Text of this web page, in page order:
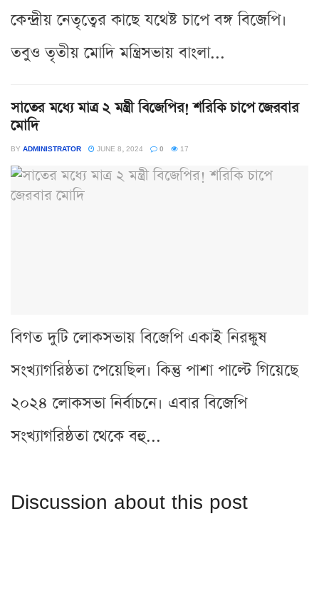
কেন্দ্রীয় নেতৃত্বের কাছে যথেষ্ট চাপে বঙ্গ বিজেপি।
তবুও তৃতীয় মোদি মন্ত্রিসভায় বাংলা...
সাতের মধ্যে মাত্র ২ মন্ত্রী বিজেপির! শরিকি চাপে জেরবার
মোদি
BY ADMINISTRATOR JUNE 8, 2024 0 17
বিগত দুটি লোকসভায় বিজেপি একাই নিরঙ্কুষ
সংখ্যাগরিষ্ঠতা পেয়েছিল। কিন্তু পাশা পাল্টে গিয়েছে
২০২৪ লোকসভা নির্বাচনে। এবার বিজেপি
সংখ্যাগরিষ্ঠতা থেকে বহু...
Discussion about this post